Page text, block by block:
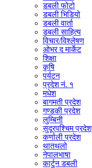
डबली फोटो
डबली भिडियो
डबली वार्ता
डबली साहित्य
विचार/विश्‍लेषण
ओभर द मार्केट
शिक्षा
कृषि
पर्यटन
प्रदेश नं. १
मधेश
बागमती प्रदेश
गण्डकी प्रदेश
लुम्बिनी
सुदूरपश्चिम प्रदेश
कर्णाली प्रदेश
थातथलो
नेपालभाषा
कार्टुन डबली